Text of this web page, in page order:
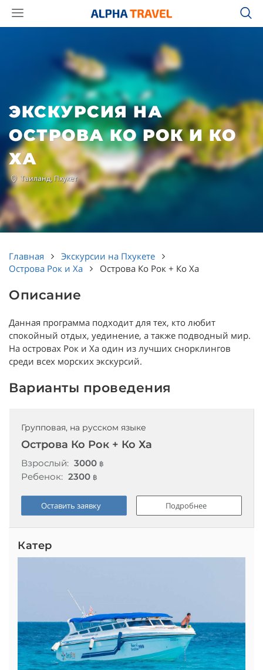
ЭКСКУРСИЯ НА
ОСТРОВА КО РОК И КО
ХА
Таиланд, Пхукет
Главная
Экскурсии на Пхукете
Острова Рок и Ха
Острова Ко Рок + Ко Ха
Описание
Данная программа подходит для тех, кто любит
спокойный отдых, уединение, а также подводный мир.
На островах Рок и Ха один из лучших снорклингов
среди всех морских экскурсий.
Варианты проведения
Групповая, на русском языке
Острова Ко Рок + Ко Ха
Взрослый: 3000 ฿
Ребенок: 2300 ฿
Оставить заявку Подробнее
Катер